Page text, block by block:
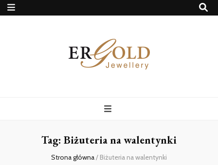
Tag: Biżuteria na walentynki
Strona główna/ Biżuteria na walentynki